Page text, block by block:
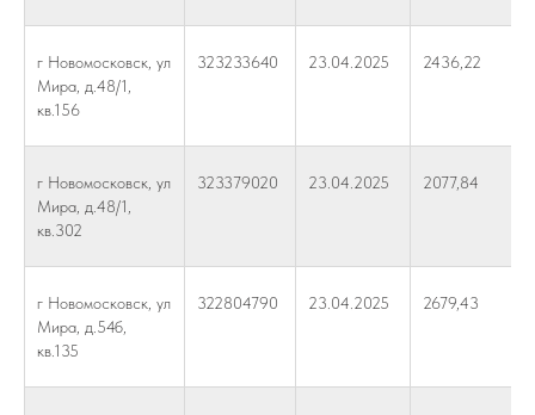
г Новомосковск, ул
Мира, д.48/1,
кв.156
323233640 23.04.2025 2436,22
г Новомосковск, ул
Мира, д.48/1,
кв.302
323379020 23.04.2025 2077,84
г Новомосковск, ул
Мира, д.54б,
кв.135
322804790 23.04.2025 2679,43